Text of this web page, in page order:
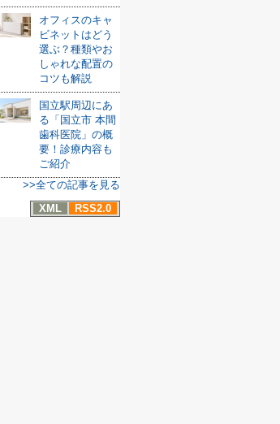
オフィスのキャ
ビネットはどう
選ぶ？種類やお
しゃれな配置の
コツも解説
国立駅周辺にあ
る「国立市 本間
歯科医院」の概
要！診療内容も
ご紹介
>>全ての記事を見る
XML
RSS2.0